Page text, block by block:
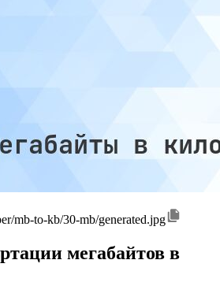
mb-to-kb/30-mb/generated.jpg
мегабайтов в